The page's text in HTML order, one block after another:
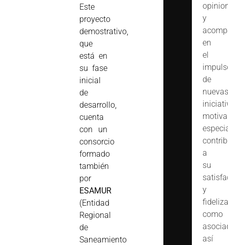
Este
proyecto
demostrativo,
que
está en
su fase
inicial
de
desarrollo,
cuenta
con un
consorcio
formado
también
por
ESAMUR
(Entidad
Regional
de
Saneamiento
y
en
el
de
nuevas
motiva
a
su
y
como
así